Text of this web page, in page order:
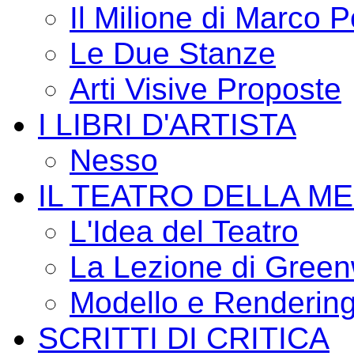
Il Milione di Marco
Le Due Stanze
Arti Visive Proposte
I LIBRI D'ARTISTA
Nesso
IL TEATRO DELLA
L'Idea del Teatro
La Lezione di
Modello e
SCRITTI DI CRITICA